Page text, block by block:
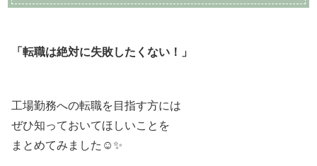
「転職は絶対に失敗したくない！」
工場勤務への転職を目指す方には
ぜひ知っておいてほしいことを
まとめてみました☺✨